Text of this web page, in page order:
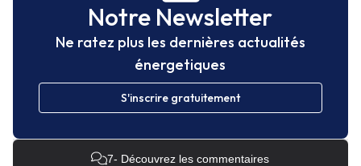
Notre Newsletter
Ne ratez plus les dernières actualités
énergetiques
S'inscrire gratuitement
7- Découvrez les commentaires